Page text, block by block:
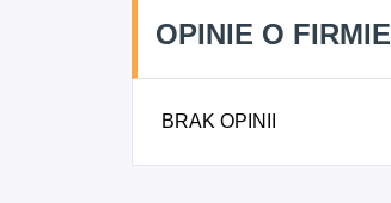
OPINIE O FIRMIE
BRAK OPINII